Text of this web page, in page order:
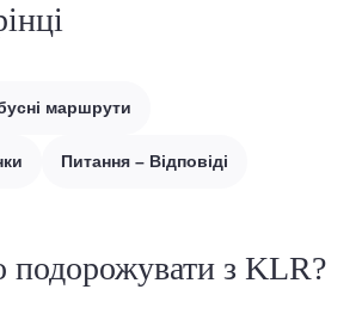
маршрути
Питання – Відповіді
подорожувати з KLR?